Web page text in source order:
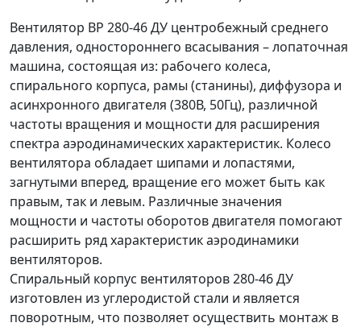
Вентилятор ВР 280-46 ДУ центробежный среднего
давления, одностороннего всасывания – лопаточная
машина, состоящая из: рабочего колеса,
спирального корпуса, рамы (станины), диффузора и
асинхронного двигателя (380В, 50Гц), различной
частоты вращения и мощности для расширения
спектра аэродинамических характеристик. Колесо
вентилятора обладает шипами и лопастями,
загнутыми вперед, вращение его может быть как
правым, так и левым. Различные значения
мощности и частоты оборотов двигателя помогают
расширить ряд характеристик аэродинамики
вентиляторов.
Спиральный корпус вентиляторов 280-46 ДУ
изготовлен из углеродистой стали и является
поворотным, что позволяет осуществить монтаж в